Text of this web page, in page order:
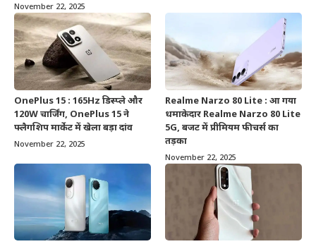
November 22, 2025
OnePlus 15 : 165Hz डिस्प्ले और
120W चार्जिंग, OnePlus 15 ने
फ्लैगशिप मार्केट में खेला बड़ा दांव
November 22, 2025
Realme Narzo 80 Lite : आ गया
धमाकेदार Realme Narzo 80 Lite
5G, बजट में प्रीमियम फीचर्स का
तड़का
November 22, 2025